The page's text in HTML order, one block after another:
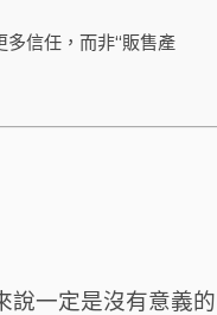
信任，而非“販售產
說一定是沒有意義的